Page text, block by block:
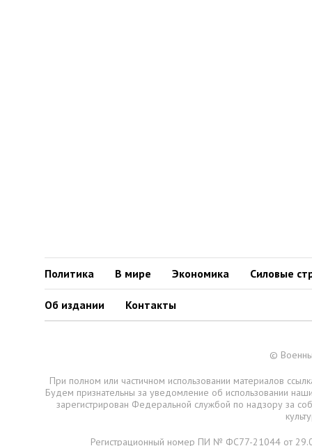
Политика В мире Экономика Силовые
Об издании Контакты
©
При полном или частичном использовании материалов
Будем признательны за уведомление об использовании
зарегистрирован Федеральной службой по надзору за
Регистрационный номер ПИ № ФС77-21044 от